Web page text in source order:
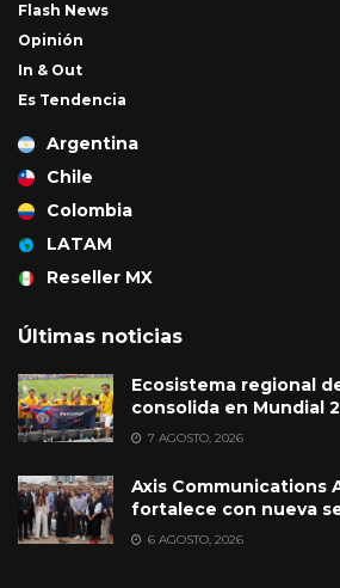
Flash News
Opinión
In & Out
Es Tendencia
Argentina
Chile
Colombia
LATAM
Reseller MX
Últimas noticias
Ecosistema regional
consolida en Mundial
7 AGOSTO, 2026
Axis Communications
fortalece con nueva
6 AGOSTO, 2026